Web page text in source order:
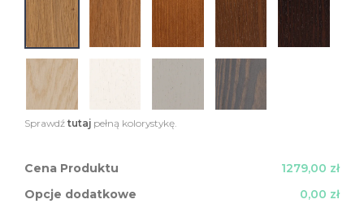
Sprawdź tutaj pełną kolorystykę.
Cena Produktu
1279,00 zł
Opcje dodatkowe
0,00 zł